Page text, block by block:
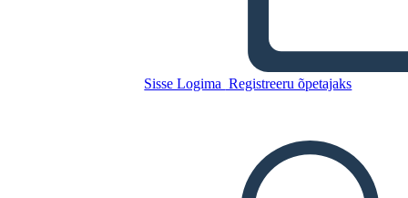
Sisse Logima Registreeru õpetajaks
Tühi Timeline Mall